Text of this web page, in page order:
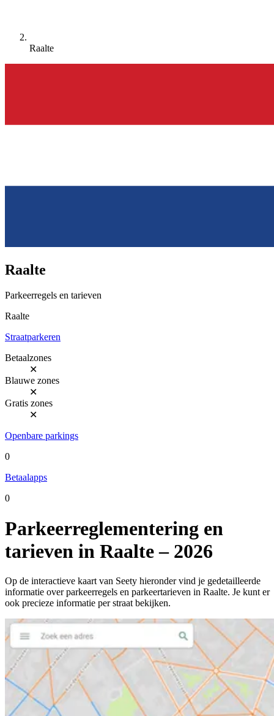
Raalte
Raalte
Parkeerregels en tarieven
Raalte
Straatparkeren
Betaalzones
✕
Blauwe zones
✕
Gratis zones
✕
Openbare parkings
0
Betaalapps
0
Parkeerreglementering en
tarieven in Raalte – 2026
Op de interactieve kaart van Seety hieronder vind je gedetailleerde
informatie over parkeerregels en parkeertarieven in Raalte. Je kunt er
ook precieze informatie per straat bekijken.